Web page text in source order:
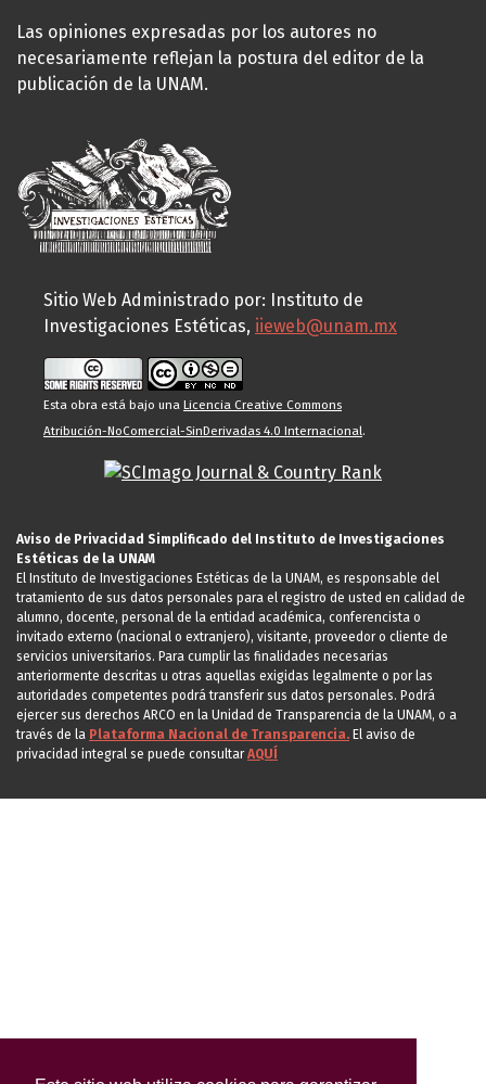
Las opiniones expresadas por los autores no
necesariamente reflejan la postura del editor de la
publicación de la UNAM.
Sitio Web Administrado por: Instituto de
Investigaciones Estéticas, iieweb@unam.mx
Esta obra está bajo una Licencia Creative Commons
Atribución-NoComercial-SinDerivadas 4.0 Internacional.
Aviso de Privacidad Simplificado del Instituto de Investigaciones
Estéticas de la UNAM
El Instituto de Investigaciones Estéticas de la UNAM, es responsable del
tratamiento de sus datos personales para el registro de usted en calidad de
alumno, docente, personal de la entidad académica, conferencista o
invitado externo (nacional o extranjero), visitante, proveedor o cliente de
servicios universitarios. Para cumplir las finalidades necesarias
anteriormente descritas u otras aquellas exigidas legalmente o por las
autoridades competentes podrá transferir sus datos personales. Podrá
ejercer sus derechos ARCO en la Unidad de Transparencia de la UNAM, o a
través de la Plataforma Nacional de Transparencia. El aviso de
privacidad integral se puede consultarAQUÍ